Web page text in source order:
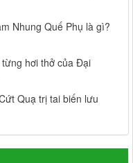
Nhung Quế Phụ là gì?
hơi thở của Đại
Quạ trị tai biến lưu